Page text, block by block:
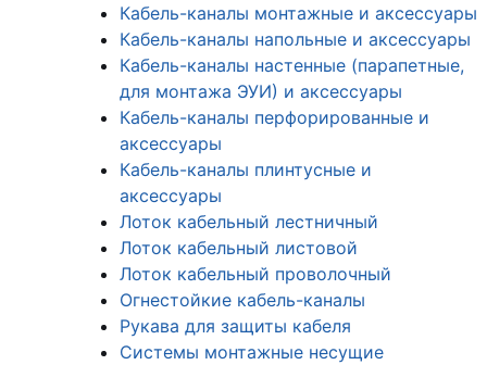
Кабель-каналы монтажные и аксессуары
Кабель-каналы напольные и аксессуары
Кабель-каналы настенные (парапетные,
для монтажа ЭУИ) и аксессуары
Кабель-каналы перфорированные и
аксессуары
Кабель-каналы плинтусные и
аксессуары
Лоток кабельный лестничный
Лоток кабельный листовой
Лоток кабельный проволочный
Огнестойкие кабель-каналы
Рукава для защиты кабеля
Системы монтажные несущие